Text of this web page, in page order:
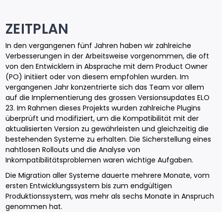
ZEITPLAN
In den vergangenen fünf Jahren haben wir zahlreiche
Verbesserungen in der Arbeitsweise vorgenommen, die oft
von den Entwicklern in Absprache mit dem Product Owner
(PO) initiiert oder von diesem empfohlen wurden. Im
vergangenen Jahr konzentrierte sich das Team vor allem
auf die Implementierung des grossen Versionsupdates ELO
23. Im Rahmen dieses Projekts wurden zahlreiche Plugins
überprüft und modifiziert, um die Kompatibilität mit der
aktualisierten Version zu gewährleisten und gleichzeitig die
bestehenden Systeme zu erhalten. Die Sicherstellung eines
nahtlosen Rollouts und die Analyse von
Inkompatibilitätsproblemen waren wichtige Aufgaben.
Die Migration aller Systeme dauerte mehrere Monate, vom
ersten Entwicklungssystem bis zum endgültigen
Produktionssystem, was mehr als sechs Monate in Anspruch
genommen hat.